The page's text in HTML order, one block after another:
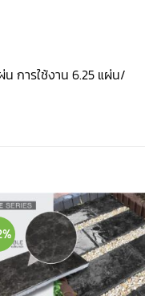
การใช้งาน 6.25 แผ่น/